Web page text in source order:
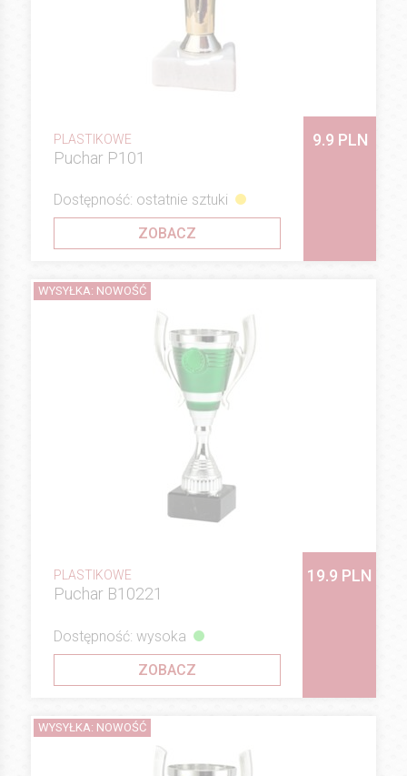
PLASTIKOWE
Puchar P101
9.9 PLN
Dostępność: ostatnie sztuki
ZOBACZ
PLASTIKOWE
Puchar B10221
19.9 PLN
Dostępność: wysoka
ZOBACZ
WYSYŁKA: NOWOŚĆ
WYSYŁKA: NOWOŚĆ